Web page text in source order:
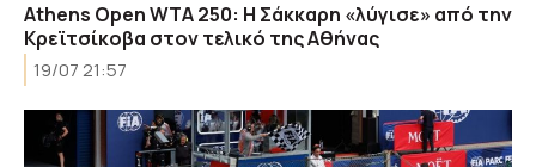
Athens Open WTA 250: Η Σάκκαρη «λύγισε» από την
Κρεϊτσίκοβα στον τελικό της Αθήνας
19/07 21:57